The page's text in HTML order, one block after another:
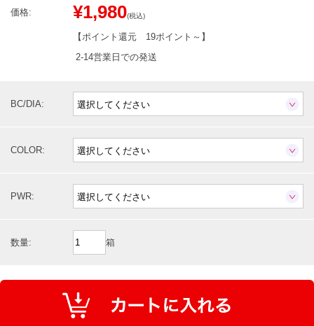
価格: ¥1,980(税込)
【ポイント還元 19ポイント～ 】
2-14営業日での発送
BC/DIA:
COLOR:
PWR:
数量: 箱